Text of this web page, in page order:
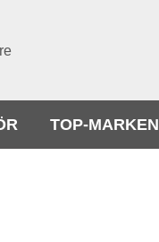
TOP-MARKEN